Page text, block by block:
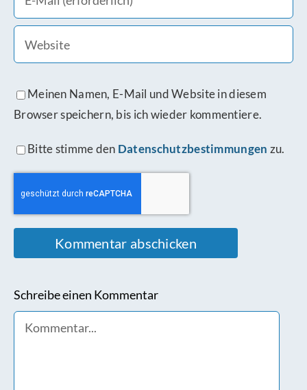
Meinen Namen, E-Mail und Website in diesem
Browser speichern, bis ich wieder kommentiere.
Bitte stimme den Datenschutzbestimmungen zu.
Schreibe einen Kommentar
Comment